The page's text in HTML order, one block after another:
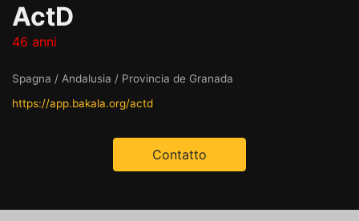
ActD
46 anni
Spagna / Andalusia / Provincia de Granada
https://app.bakala.org/actd
Contatto